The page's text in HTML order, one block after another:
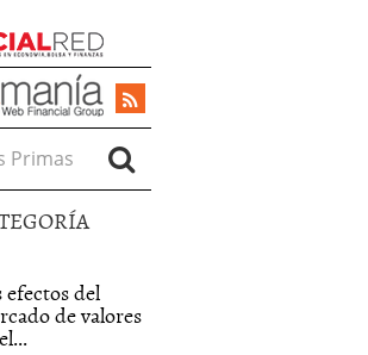
efectos del
de valores